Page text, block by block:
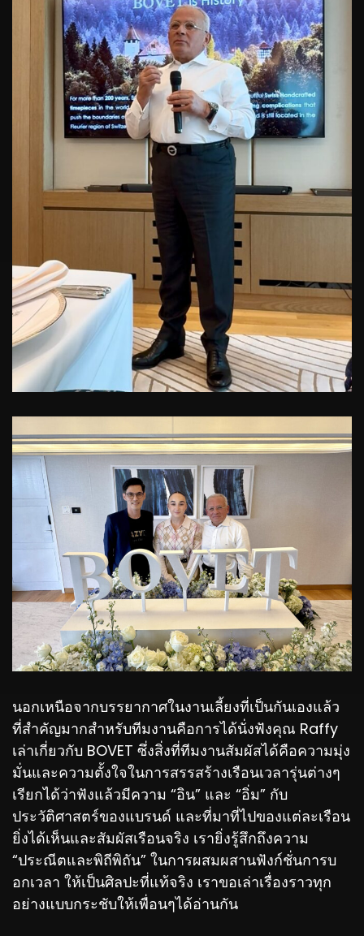
นอกเหนือจากบรรยากาศในงานเลี้ยงที่เป็นกันเองแล้ว
ที่สำคัญมากสำหรับทีมงานคือการได้นั่งฟังคุณ Raffy
เล่าเกี่ยวกับ BOVET ซึ่งสิ่งที่ทีมงานสัมผัสได้คือความมุ่ง
มั่นและความตั้งใจในการสรรสร้างเรือนเวลารุ่นต่างๆ
เรียกได้ว่าฟังแล้วมีความ “อิน” และ “อิ่ม” กับ
ประวัติศาสตร์ของแบรนด์ และที่มาที่ไปของแต่ละเรือน
ยิ่งได้เห็นและสัมผัสเรือนจริง เรายิ่งรู้สึกถึงความ
“ประณีตและพิถีพิถัน” ในการผสมผสานฟังก์ชั่นการบ
อกเวลา ให้เป็นศิลปะที่แท้จริง เราขอเล่าเรื่องราวทุก
อย่างแบบกระชับให้เพื่อนๆได้อ่านกัน